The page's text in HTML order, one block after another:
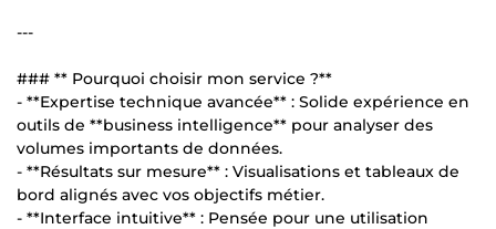
---
### ** Pourquoi choisir mon service ?**
- **Expertise technique avancée** : Solide expérience en
outils de **business intelligence** pour analyser des
volumes importants de données.
- **Résultats sur mesure** : Visualisations et tableaux de
bord alignés avec vos objectifs métier.
- **Interface intuitive** : Pensée pour une utilisation